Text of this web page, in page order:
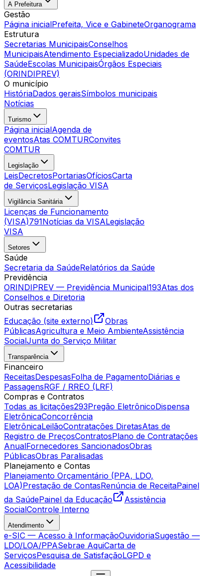
A Prefeitura
Gestão
Página inicialPrefeita, Vice e GabineteOrganograma
Estrutura
Secretarias MunicipaisConselhos
MunicipaisAtendimento EspecializadoUnidades de
SaúdeEscolas MunicipaisÓrgãos Especiais
(ORINDIPREV)
O município
HistóriaDados geraisSímbolos municipais
Notícias
Turismo
Página inicialAgenda de
eventosAtas COMTURConvites
COMTUR
Legislação
LeisDecretosPortariasOfíciosCarta
de ServiçosLegislação VISA
Vigilância Sanitária
Licenças de Funcionamento
(VISA)791Notícias da VISALegislação
VISA
Setores
Saúde
Secretaria da SaúdeRelatórios da Saúde
Previdência
ORINDIPREV — Previdência Municipal193Atas dos
Conselhos e Diretoria
Outras secretarias
Educação (site externo)
Obras
PúblicasAgricultura e Meio AmbienteAssistência
SocialJunta do Serviço Militar
Transparência
Financeiro
ReceitasDespesasFolha de PagamentoDiárias e
PassagensRGF / RREO (LRF)
Compras e Contratos
Todas as licitações293Pregão EletrônicoDispensa
EletrônicaConcorrência
EletrônicaLeilãoContratações DiretasAtas de
Registro de PreçosContratosPlano de Contratações
AnualFornecedores SancionadosObras
PúblicasObras Paralisadas
Planejamento e Contas
Planejamento Orçamentário (PPA, LDO,
LOA)Prestação de ContasRenúncia de ReceitaPainel
da SaúdePainel da Educação
Assistência
SocialControle Interno
Atendimento
e-SIC — Acesso à InformaçãoOuvidoriaSugestão —
LDO/LOA/PPASebrae AquiCarta de
ServiçosPesquisa de SatisfaçãoLGPD e
Acessibilidade